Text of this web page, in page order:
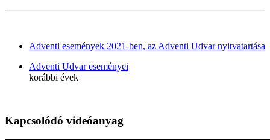
Adventi események 2021-ben, az Adventi Udvar nyitvatartása
Adventi Udvar eseményei
korábbi évek
Kapcsolódó videóanyag